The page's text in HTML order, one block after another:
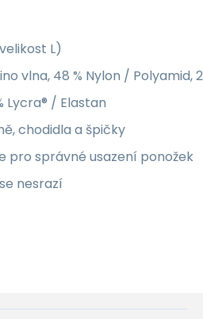
L)
vlna, 48 % Nylon / Polyamid,
Lycra® / Elastan
chodidla a špičky
pro správné usazení ponožek
nesrazí